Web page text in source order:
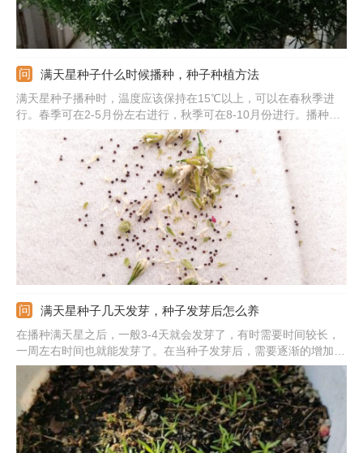
满天星种子什么时候播种，种子种植方法
满天星种子播种时，温度应该保持在15℃以上，可以在春秋季进
行。春季可在2-5月份左右进行，秋季可在8-10月份进行。播种前
要准备好基质，挑选出饱满的种子，放在水里浸泡后用湿纸巾包裹
好，催芽后播在土里，调整温度在15-20℃左右就可以。
满天星种子几天发芽，种子发芽后怎么养
在播种满天星之后，一般3-4天就会发芽了，有时需要时间较长，
一周左右时间也就能发芽了。在当种子发芽后，需要逐渐的增加光
照，但是不要晒强烈的阳光。土壤不能太干，要维持土壤的湿润
性。等小苗长出2片叶子，需要根据情况进行间苗，以免阻碍小苗
的正常生长。